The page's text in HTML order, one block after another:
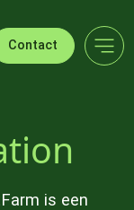
Contact
is een